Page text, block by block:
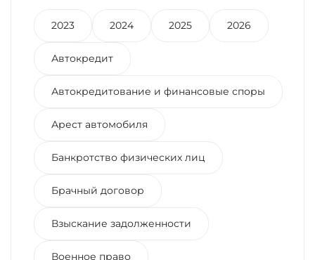
2023 2024 2025 2026
Автокредит
Автокредитование и финансовые споры
Арест автомобиля
Банкротство физических лиц
Брачный договор
Взыскание задолженности
Военное право